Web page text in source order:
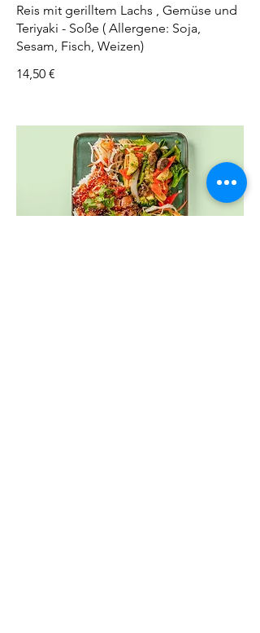
Reis mit gerilltem Lachs , Gemüse und
Teriyaki - Soße ( Allergene: Soja,
Sesam, Fisch, Weizen)
14,50 €